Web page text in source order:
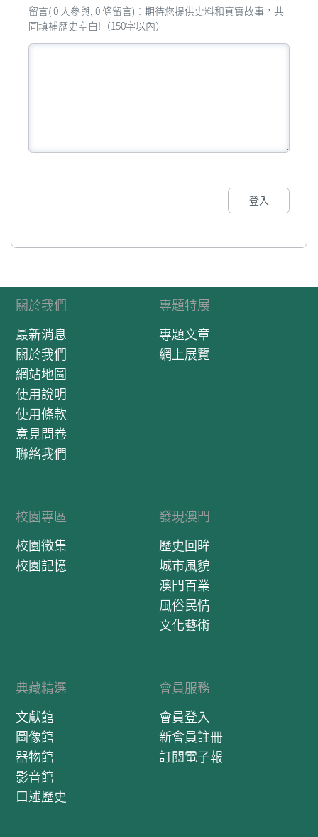
留言( 0 人參與, 0 條留言)：期待您提供史料和真實故事，共
同填補歷史空白!（150字以內）
登入
關於我們
最新消息
關於我們
網站地圖
使用說明
使用條款
意見問卷
聯絡我們
專題特展
專題文章
網上展覽
校園專區
校園徵集
校園記憶
發現澳門
歷史回眸
城市風貌
澳門百業
風俗民情
文化藝術
典藏精選
文獻館
圖像館
器物館
影音館
口述歷史
會員服務
會員登入
新會員註冊
訂閱電子報